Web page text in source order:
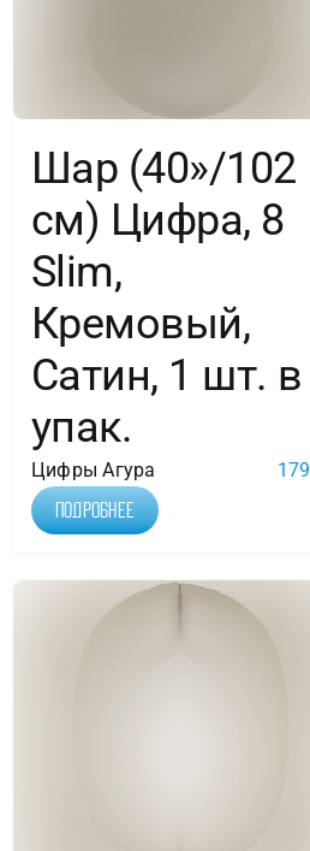
Шар (40»/102
см) Цифра, 8
Slim,
Кремовый,
Сатин, 1 шт. в
упак.
Цифры Агура 179
Подробнее